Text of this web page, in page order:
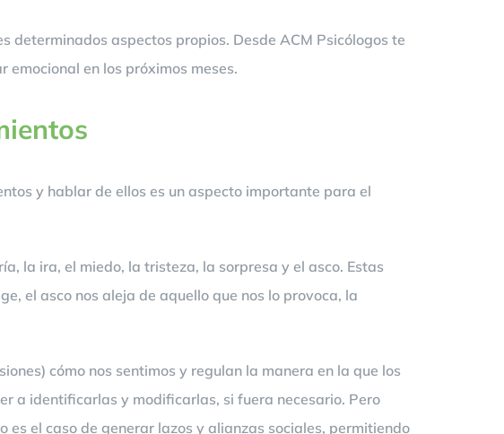
aspectos propios. Desde ACM Psicólogos te
en los próximos meses.
y hablar de ellos es un aspecto importante para el
la ira, el miedo, la tristeza, la sorpresa y el asco. Estas
el asco nos aleja de aquello que nos lo provoca, la
cómo nos sentimos y regulan la manera en la que los
a identificarlas y modificarlas, si fuera necesario. Pero
el caso de generar lazos y alianzas sociales, permitiendo